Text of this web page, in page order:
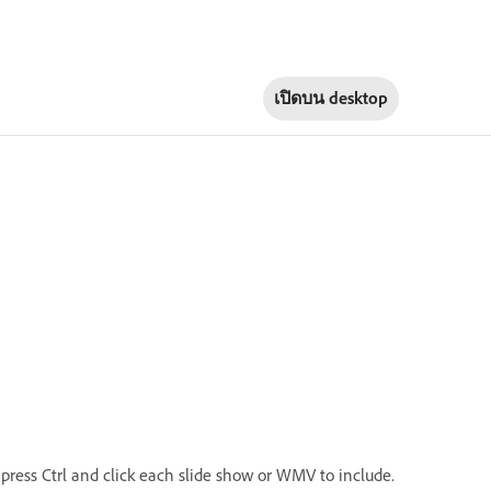
เปิดบนdesktop
Ctrl and click each slide show or WMV to include.